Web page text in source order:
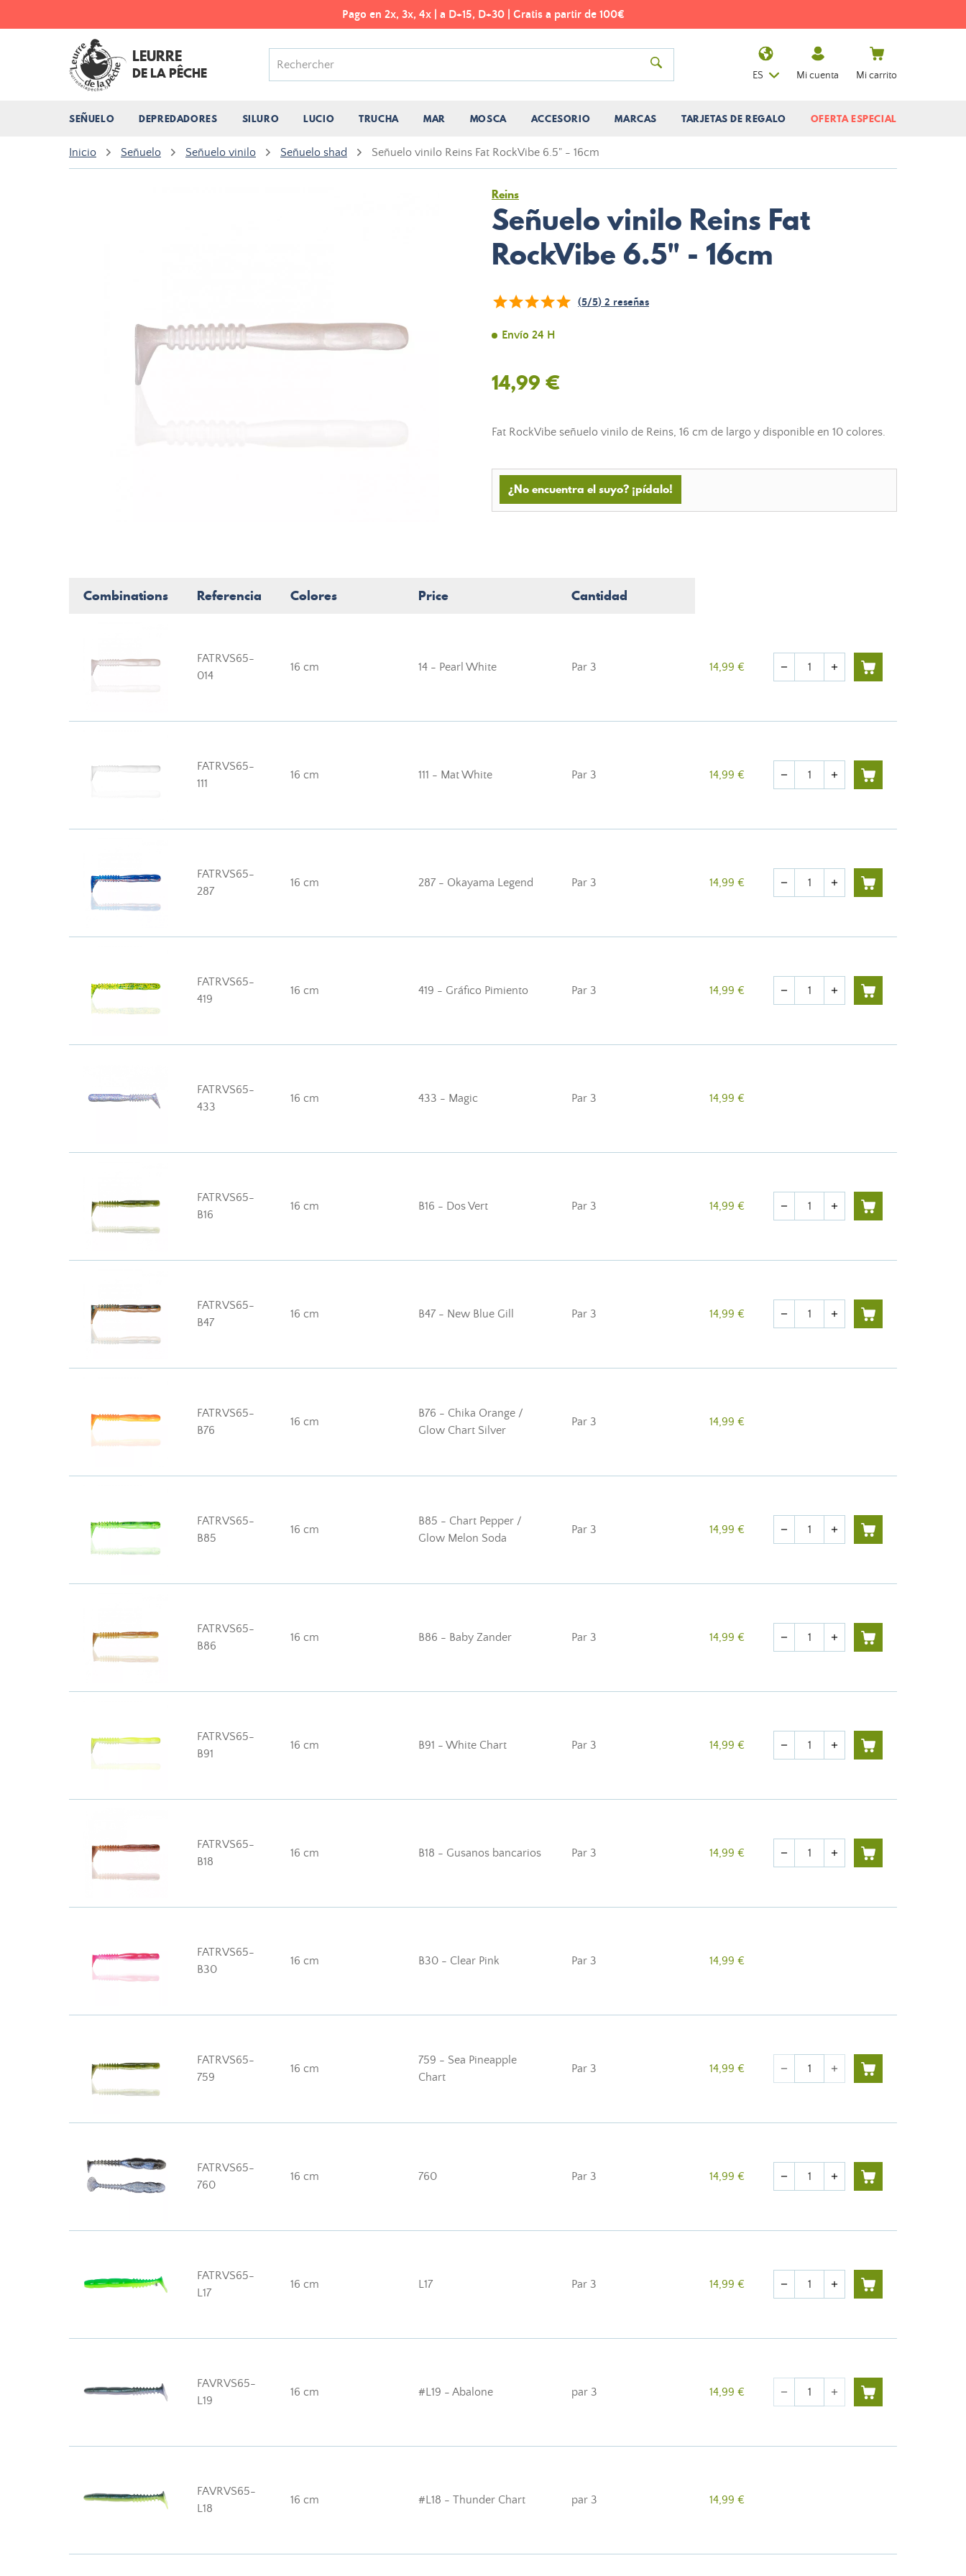
Pago en 2x, 3x, 4x | a D+15, D+30 | Gratis a partir de 100€
LEURRE
DE LA PÊCHE
SEÑUELO DEPREDADORES SILURO LUCIO TRUCHA MAR MOSCA ACCESORIO MARCAS TARJETAS DE REGALO OFERTA ESPECIAL
ES Mi cuenta Mi carrito
Inicio Señuelo Señuelo vinilo Señuelo shad Señuelo vinilo Reins Fat RockVibe 6.5" - 16cm
Reins
Señuelo vinilo Reins Fat
RockVibe 6.5" - 16cm
(5/5) 2 reseñas
Envío 24 H
14,99 €
Fat RockVibe señuelo vinilo de Reins, 16 cm de largo y disponible en 10 colores.
¿No encuentra el suyo? ¡pídalo!
Combinations Referencia Colores Price Cantidad
FATRVS65-
014
16 cm 14 - Pearl White Par 3 14,99 € Cantidad
remove add
FATRVS65-
111
16 cm 111 - Mat White Par 3 14,99 € Cantidad
remove add
FATRVS65-
287
16 cm 287 - Okayama Legend Par 3 14,99 € Cantidad
remove add
FATRVS65-
419
16 cm 419 - Gráfico Pimiento Par 3 14,99 € Cantidad
remove add
FATRVS65-
433
16 cm 433 - Magic Par 3 14,99 €
FATRVS65-
B16
16 cm B16 - Dos Vert Par 3 14,99 € Cantidad
remove add
FATRVS65-
B47
16 cm B47 - New Blue Gill Par 3 14,99 € Cantidad
remove add
FATRVS65-
B76
16 cm
B76 - Chika Orange /
Glow Chart Silver
Par 3 14,99 €
FATRVS65-
B85
16 cm
B85 - Chart Pepper /
Glow Melon Soda
Par 3 14,99 € Cantidad
remove add
FATRVS65-
B86
16 cm B86 - Baby Zander Par 3 14,99 € Cantidad
remove add
FATRVS65-
B91
16 cm B91 - White Chart Par 3 14,99 € Cantidad
remove add
FATRVS65-
B18
16 cm B18 - Gusanos bancarios Par 3 14,99 € Cantidad
remove add
FATRVS65-
B30
16 cm B30 - Clear Pink Par 3 14,99 €
FATRVS65-
759
16 cm
759 - Sea Pineapple
Chart
Par 3 14,99 € Cantidad
remove add
FATRVS65-
760
16 cm 760 Par 3 14,99 € Cantidad
remove add
FATRVS65-
L17
16 cm L17 Par 3 14,99 € Cantidad
remove add
FAVRVS65-
L19
16 cm #L19 - Abalone par 3 14,99 € Cantidad
remove add
FAVRVS65-
L18
16 cm #L18 - Thunder Chart par 3 14,99 €